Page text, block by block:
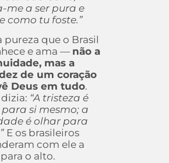
me a ser pura e
como tu foste.”
pureza que o Brasil
e ama — não a
mas a
de um coração
Deus em tudo.
“A tristeza é
si mesmo; a
é olhar para
E os brasileiros
com ele a
o alto.